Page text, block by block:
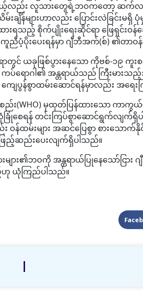
လည်း လူသားတွေရဲ့ဘဝကတော့ ဆက်လ
ချိန်များဟာလည်း ပြောင်းလဲခြင်း
ရသည့် စိုက်ပျိုးရေးဆိုင်ရာ ဖြေရှင်းဝန်ဆ
ညီပံ့ပိုးပေးရန်မှာ ဂျီဘီအက်(စ်) ၏တာဝန်
ယခုဖြစ်ပွားနေသော ကိုဗစ်-၁၉ ကူး
ောဂါ၏ အန္တရာယ်သည် ကြီးမားသည့်အ
ေပွန်စွာထမ်းဆောင်ရန်မှာလည်း အရေး
ည်း(WHO) မှထုတ်ပြန်ထားသော ကာကွယ်
လုံခြုံစေရန် တင်းကြပ်စွာဆောင်ရွက်လျက်
ထမ်းများ အဆင်ပြေစွာ စားသောက်နိုင်
ကို ဖြည့်ဆည်းပေးလျက်ရှိပါသည်။
း၏ဘဝကို အန္တရာယ်ပြုနေသော်ငြား
ည်ဟု ယုံကြည်ပါသည်။